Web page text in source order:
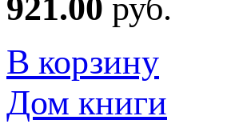
921.00 руб.
В корзину
Дом книги